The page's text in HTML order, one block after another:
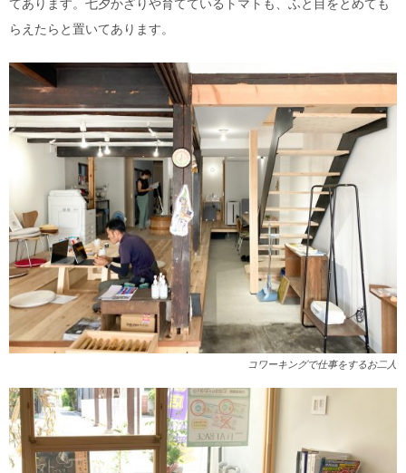
らえたらと置いてあります。
コワーキングで仕事をするお二人